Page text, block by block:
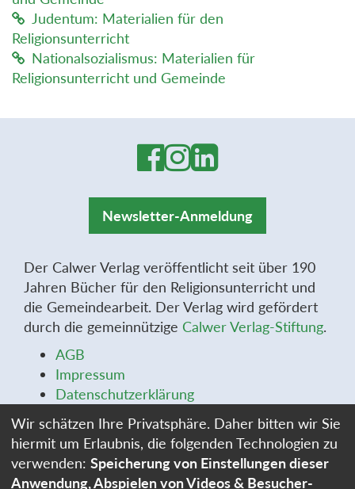
Judentum: Materialien für den
Religionsunterricht
Nationalsozialismus: Materialien für
Religionsunterricht und Gemeinde
Newsletter-Anmeldung
Der Calwer Verlag veröffentlicht seit über 190
Jahren Bücher für den Religionsunterricht und
die Gemeindearbeit. Der Verlag wird gefördert
durch die gemeinnützige Calwer Verlag-Stiftung.
AGB
Impressum
Datenschutzerklärung
Widerrufsformular
Stellenangebote
Cookie-Einstellungen
Wir schätzen Ihre Privatsphäre. Daher bitten wir Sie
hiermit um Erlaubnis, die folgenden Technologien zu
verwenden: Speicherung von Einstellungen dieser
Anwendung, Abspielen von Videos & Besucher-